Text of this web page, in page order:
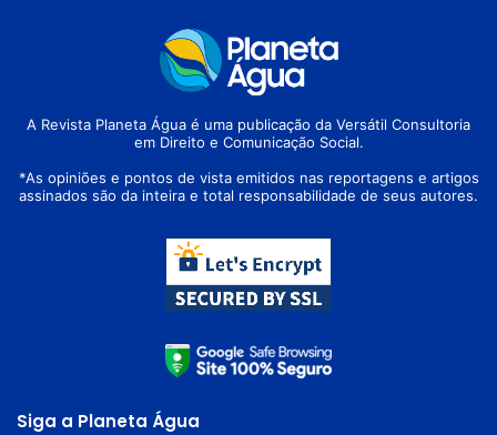
A Revista Planeta Água é uma publicação da Versátil Consultoria
em Direito e Comunicação Social.
*As opiniões e pontos de vista emitidos nas reportagens e artigos
assinados são da inteira e total responsabilidade de seus autores.
Siga a Planeta Água